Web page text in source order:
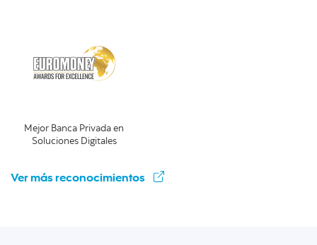
Mejor Banca Privada en
Soluciones Digitales
Ver más reconocimientos